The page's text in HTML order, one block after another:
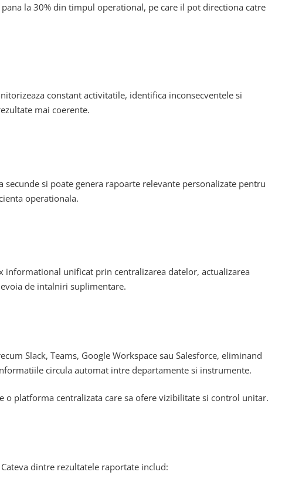
la 30% din timpul operational, pe care il pot directiona catre
constant activitatile, identifica inconsecventele si
mai coerente.
si poate genera rapoarte relevante personalizate pentru
operationala.
informational unificat prin centralizarea datelor, actualizarea
de intalniri suplimentare.
Slack, Teams, Google Workspace sau Salesforce, eliminand
circula automat intre departamente si instrumente.
o platforma centralizata care sa ofere vizibilitate si control unitar.
dintre rezultatele raportate includ: